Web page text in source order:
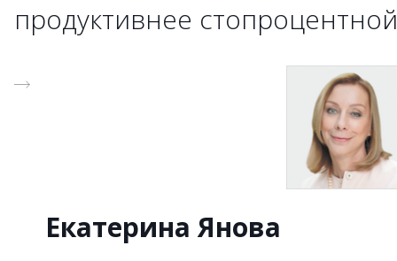
продуктивнее
Екатерина Янова